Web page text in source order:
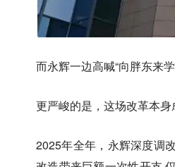
而永辉一边高喊“向胖东来
更严峻的是，这场改革本身
2025年全年，永辉深度调